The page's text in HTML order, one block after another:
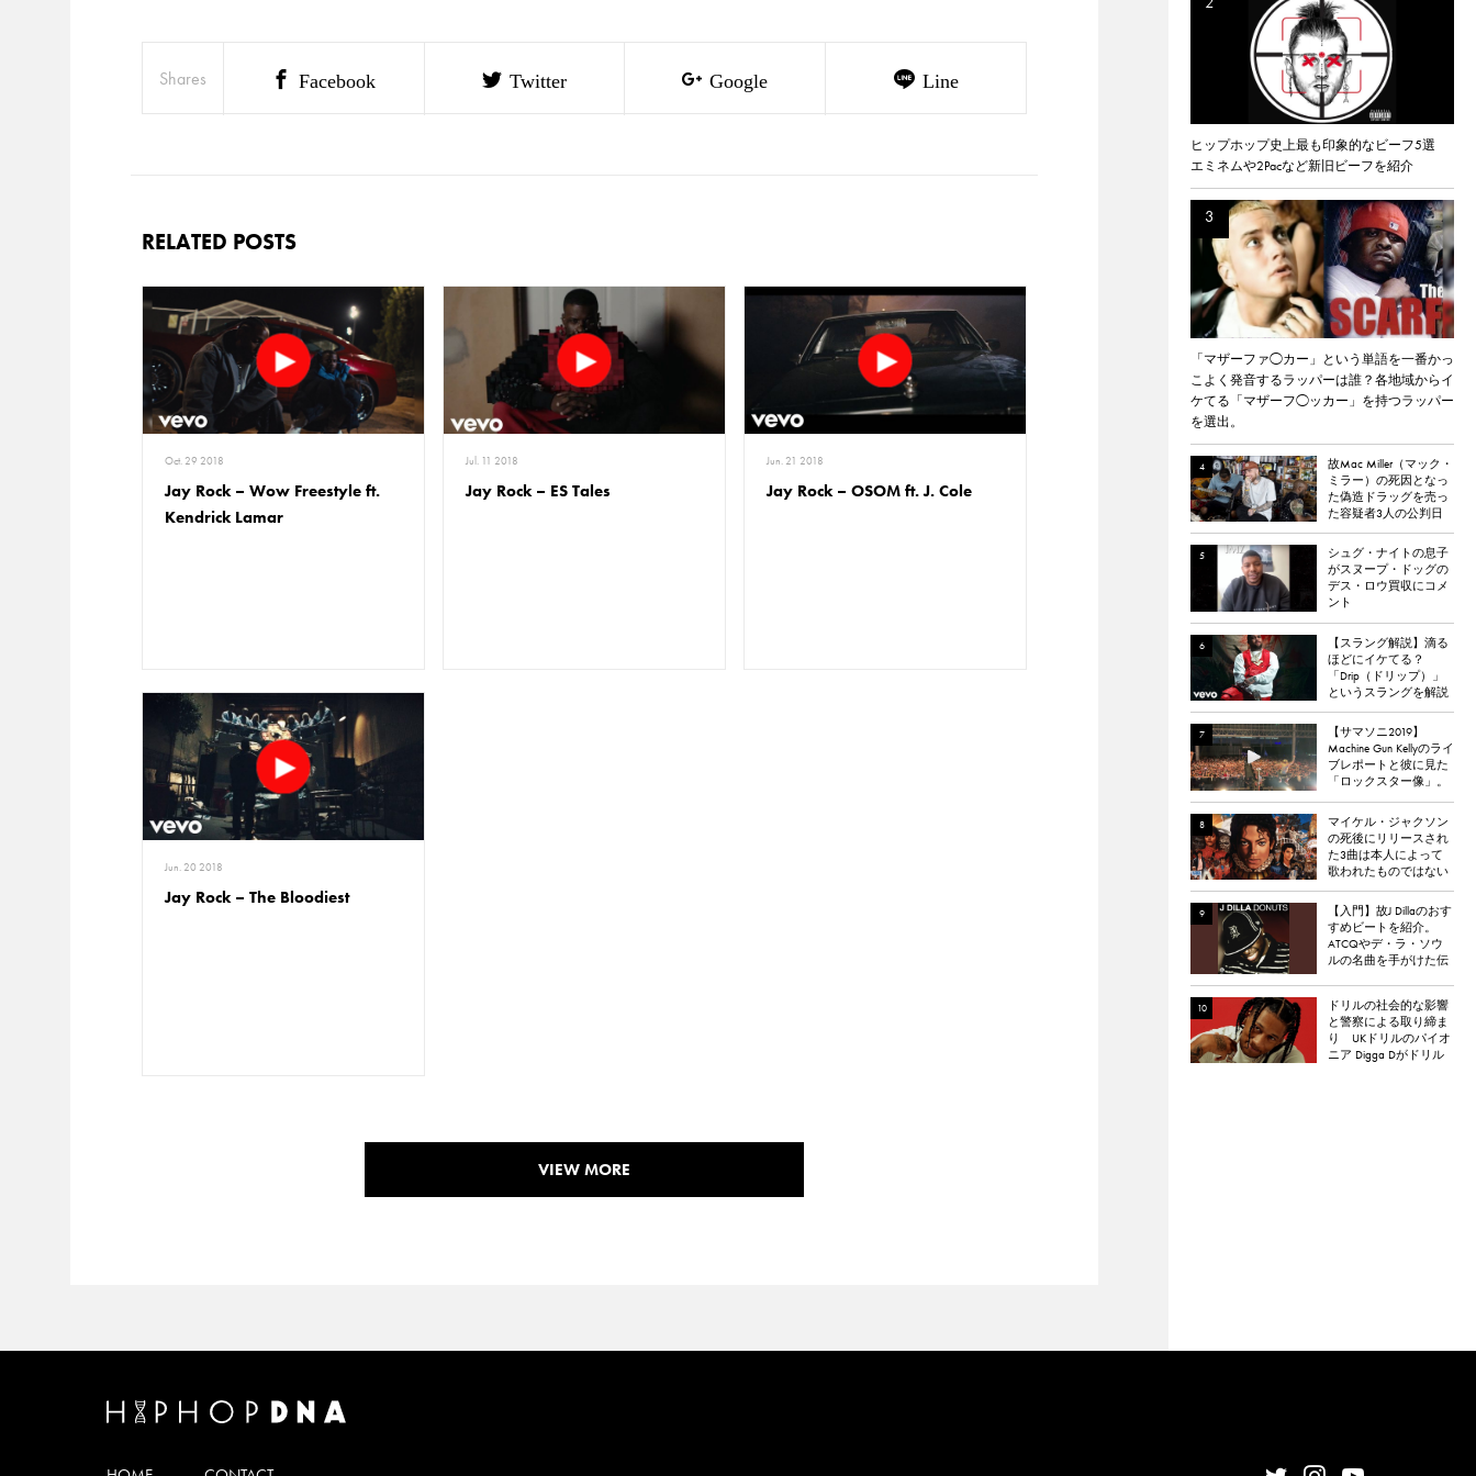
Shares Facebook Twitter Google Line
RELATED POSTS
Oct. 29 2018
Jay Rock – Wow Freestyle ft.
Kendrick Lamar
Jul. 11 2018
Jay Rock – ES Tales
Jun. 21 2018
Jay Rock – OSOM ft. J. Cole
Jun. 20 2018
Jay Rock – The Bloodiest
VIEW MORE
ヒップホップ史上最も印象的なビーフ5選
エミネムや2Pacなど新旧ビーフを紹介
「マザーファ◯カー」という単語を一番かっ
こよく発音するラッパーは誰？各地域からイ
ケてる「マザーフ◯ッカー」を持つラッパー
を選出。
故Mac Miller（マック・
ミラー）の死因となっ
た偽造ドラッグを売っ
た容疑者3人の公判日
が決定。
シュグ・ナイトの息子
がスヌープ・ドッグの
デス・ロウ買収にコメ
ント
【スラング解説】滴る
ほどにイケてる？
「Drip（ドリップ）」
というスラングを解説
【サマソニ2019】
Machine Gun Kellyのライ
ブレポートと彼に見た
「ロックスター像」。
性と心の居場所
マイケル・ジャクソン
の死後にリリースされ
た3曲は本人によって
歌われたものではない
【入門】故J Dillaのおす
すめビートを紹介。
ATCQやデ・ラ・ソウ
ルの名曲を手がけた伝
ドリルの社会的な影響
と警察による取り締ま
り UKドリルのパイオ
ニア Digga Dがドリル